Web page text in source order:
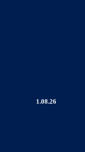
1.08.26
Pokalspiele unserer